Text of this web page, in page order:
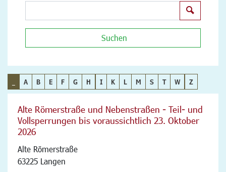
Suchen
A B E F G H I K L M S T W Z
Alte Römerstraße und Nebenstraßen - Teil- und
Vollsperrungen bis voraussichtlich 23. Oktober
2026
Alte Römerstraße
63225 Langen